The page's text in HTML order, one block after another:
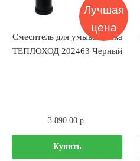
Лучшая
цена
Смеситель для умывальника
ТЕПЛОХОД 202463 Черный
3 890.00р.
Купить